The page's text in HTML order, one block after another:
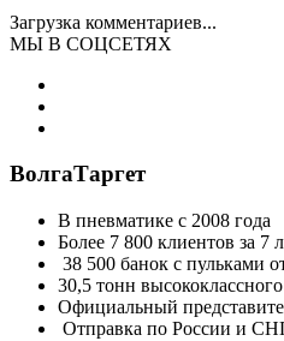
Загрузка комментариев...
МЫ В СОЦСЕТЯХ
ВолгаТаргет
В пневматике с 2008 года
Более 7 800 клиентов за 7
38 500 банок с пульками
30,5 тонн
Официальный
Отправка по России и